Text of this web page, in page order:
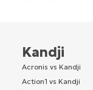
Kandji
Acronis vs Kandji
Action1 vs Kandji